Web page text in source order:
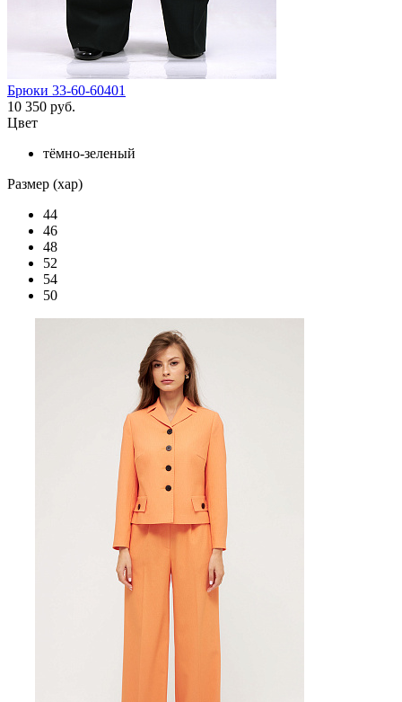
Брюки 33-60-60401
10 350 руб.
Цвет
тёмно-зеленый
Размер (хар)
44
46
48
52
54
50